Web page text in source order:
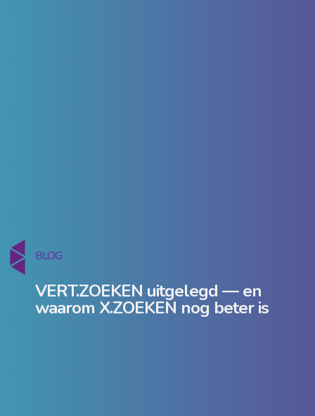
BLOG
VERT.ZOEKEN uitgelegd — en
waarom X.ZOEKEN nog beter is